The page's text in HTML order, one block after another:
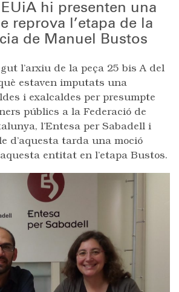
EUiA hi presenten una
reprova l’etapa de la
de Manuel Bustos
l’arxiu de la peça 25 bis A del
estaven imputats una
i exalcaldes per presumpte
públics a la Federació de
l’Entesa per Sabadell i
d’aquesta tarda una moció
entitat en l’etapa Bustos.